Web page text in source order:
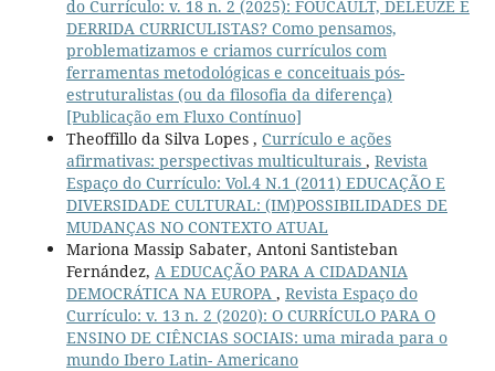
do Currículo: v. 18 n. 2 (2025): FOUCAULT, DELEUZE E
DERRIDA CURRICULISTAS? Como pensamos,
problematizamos e criamos currículos com
ferramentas metodológicas e conceituais pós-
estruturalistas (ou da filosofia da diferença)
[Publicação em Fluxo Contínuo]
Theoffillo da Silva Lopes , Currículo e ações
afirmativas: perspectivas multiculturais , Revista
Espaço do Currículo: Vol.4 N.1 (2011) EDUCAÇÃO E
DIVERSIDADE CULTURAL: (IM)POSSIBILIDADES DE
MUDANÇAS NO CONTEXTO ATUAL
Mariona Massip Sabater, Antoni Santisteban
Fernández, A EDUCAÇÃO PARA A CIDADANIA
DEMOCRÁTICA NA EUROPA , Revista Espaço do
Currículo: v. 13 n. 2 (2020): O CURRÍCULO PARA O
ENSINO DE CIÊNCIAS SOCIAIS: uma mirada para o
mundo Ibero Latin- Americano